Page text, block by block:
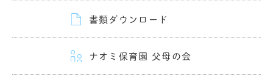
書類ダウンロード
ナオミ保育園 父母の会